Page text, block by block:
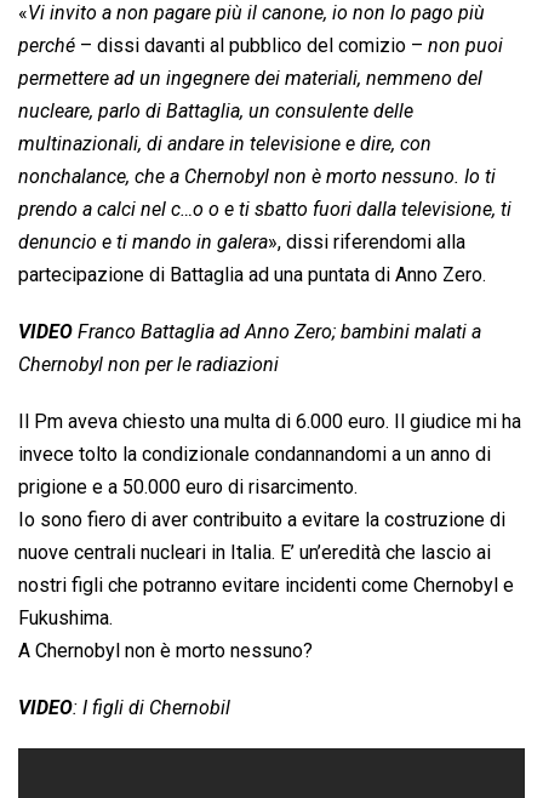
«Vi invito a non pagare più il canone, io non lo pago più
perché – dissi davanti al pubblico del comizio – non puoi
permettere ad un ingegnere dei materiali, nemmeno del
nucleare, parlo di Battaglia, un consulente delle
multinazionali, di andare in televisione e dire, con
nonchalance, che a Chernobyl non è morto nessuno. Io ti
prendo a calci nel c…o o e ti sbatto fuori dalla televisione, ti
denuncio e ti mando in galera», dissi riferendomi alla
partecipazione di Battaglia ad una puntata di Anno Zero.
VIDEO Franco Battaglia ad Anno Zero; bambini malati a
Chernobyl non per le radiazioni
Il Pm aveva chiesto una multa di 6.000 euro. Il giudice mi ha
invece tolto la condizionale condannandomi a un anno di
prigione e a 50.000 euro di risarcimento.
Io sono fiero di aver contribuito a evitare la costruzione di
nuove centrali nucleari in Italia. E’ un’eredità che lascio ai
nostri figli che potranno evitare incidenti come Chernobyl e
Fukushima.
A Chernobyl non è morto nessuno?
VIDEO: I figli di Chernobil